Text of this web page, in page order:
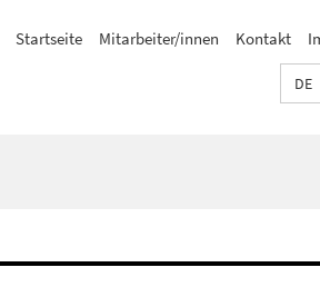
Startseite Mitarbeiter/innen Kontakt
DE